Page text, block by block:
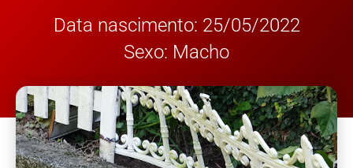
Data nascimento: 25/05/2022
Sexo: Macho